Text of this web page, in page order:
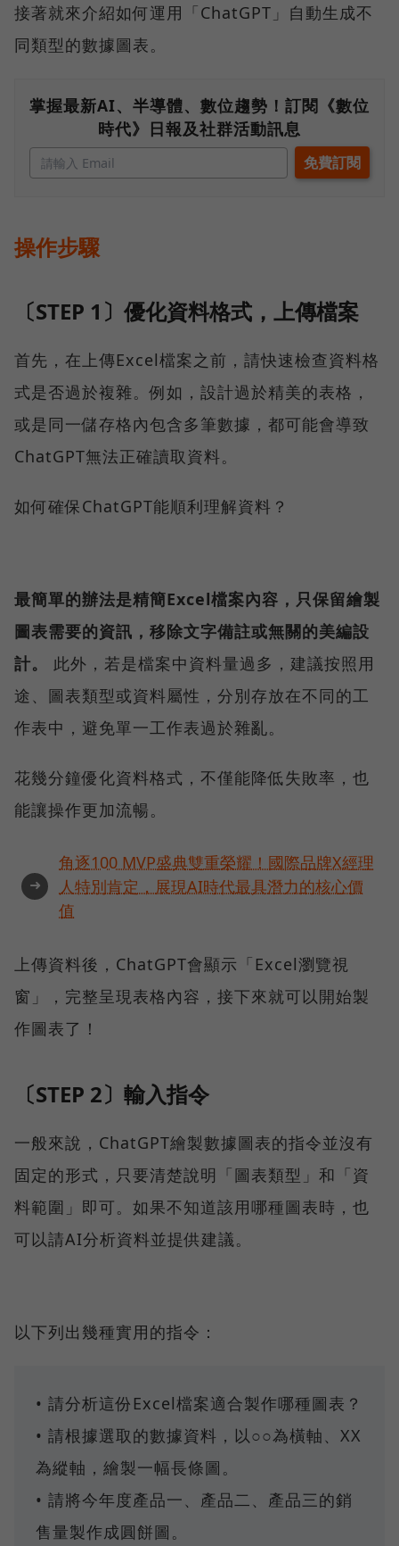
接著就來介紹如何運用「ChatGPT」自動生成不
同類型的數據圖表。
掌握最新AI、半導體、數位趨勢！訂閱《數位
時代》日報及社群活動訊息
操作步驟
〔STEP 1〕優化資料格式，上傳檔案
首先，在上傳Excel檔案之前，請快速檢查資料格
式是否過於複雜。例如，設計過於精美的表格，
或是同一儲存格內包含多筆數據，都可能會導致
ChatGPT無法正確讀取資料。
如何確保ChatGPT能順利理解資料？
最簡單的辦法是精簡Excel檔案內容，只保留繪製
圖表需要的資訊，移除文字備註或無關的美編設
計。
此外，若是檔案中資料量過多，建議按照用
途、圖表類型或資料屬性，分別存放在不同的工
作表中，避免單一工作表過於雜亂。
花幾分鐘優化資料格式，不僅能降低失敗率，也
能讓操作更加流暢。
➜
角逐100 MVP盛典雙重榮耀！國際品牌X經理
人特別肯定，展現AI時代最具潛力的核心價
值
上傳資料後，ChatGPT會顯示「Excel瀏覽視
窗」，完整呈現表格內容，接下來就可以開始製
作圖表了！
〔STEP 2〕輸入指令
一般來說，ChatGPT繪製數據圖表的指令並沒有
固定的形式，只要清楚說明「圖表類型」和「資
料範圍」即可。如果不知道該用哪種圖表時，也
可以請AI分析資料並提供建議。
以下列出幾種實用的指令：
• 請分析這份Excel檔案適合製作哪種圖表？
• 請根據選取的數據資料，以○○為橫軸、XX
為縱軸，繪製一幅長條圖。
• 請將今年度產品一、產品二、產品三的銷
售量製作成圓餅圖。